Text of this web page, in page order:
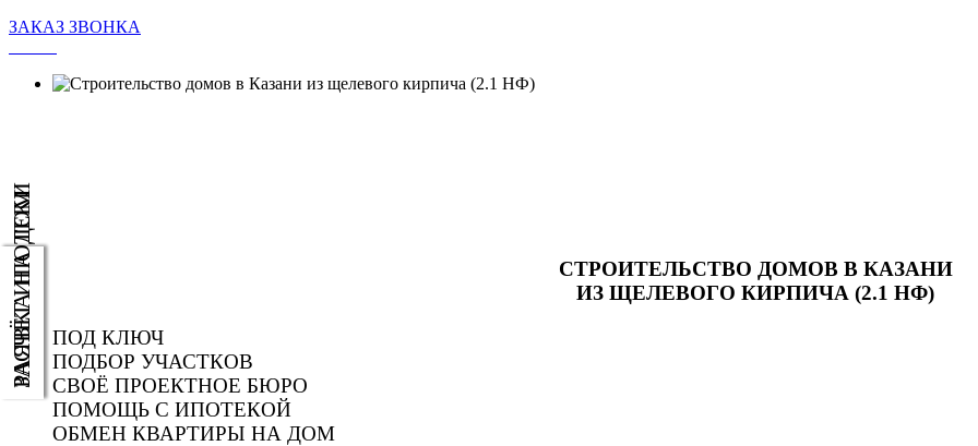
ЗАКАЗ ЗВОНКА
СТРОИТЕЛЬСТВО ДОМОВ В КАЗАНИ
ИЗ ЩЕЛЕВОГО КИРПИЧА (2.1 НФ)
ПОД КЛЮЧ
ПОДБОР УЧАСТКОВ
СВОЁ ПРОЕКТНОЕ БЮРО
ПОМОЩЬ С ИПОТЕКОЙ
ОБМЕН КВАРТИРЫ НА ДОМ
ЗАЯВКА НА ДОМ
РАСЧЁТ ИПОТЕКИ